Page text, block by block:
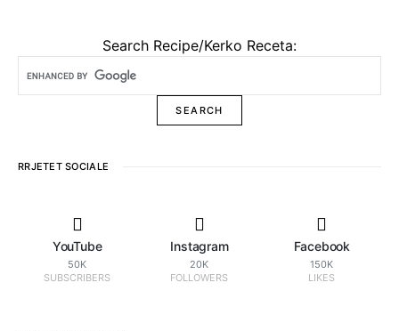
Search Recipe/Kerko Receta:
RRJETET SOCIALE
YouTube
50K
SUBSCRIBERS
Instagram
20K
FOLLOWERS
Facebook
150K
LIKES